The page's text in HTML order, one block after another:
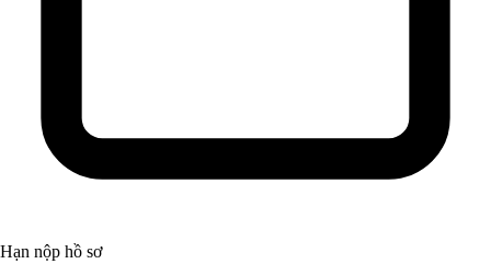
Hạn nộp hồ sơ